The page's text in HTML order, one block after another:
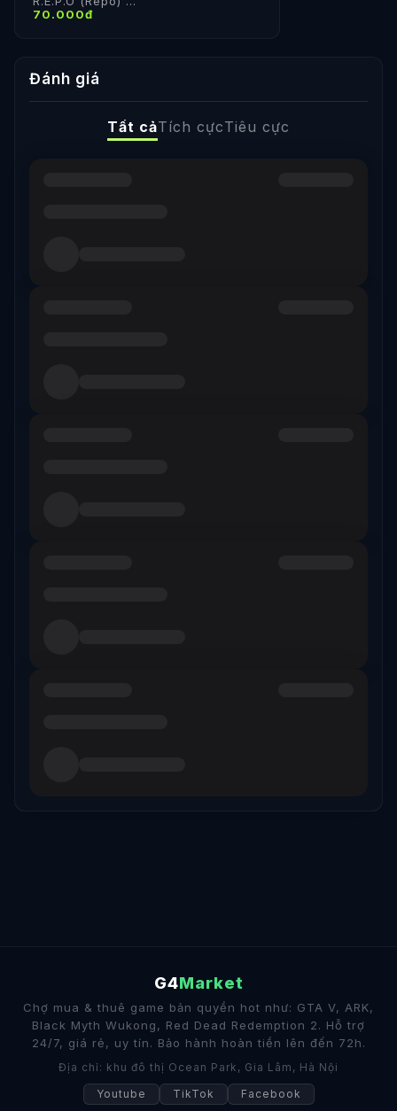
Viễn
Steam Online
70.000đ
Đánh giá
Tất cảTích cựcTiêu cực
G4Market
Chợ mua & thuê game bản quyền hot như: GTA V, ARK,
Black Myth Wukong, Red Dead Redemption 2. Hỗ trợ
24/7, giá rẻ, uy tín. Bảo hành hoàn tiền lên đến 72h.
Địa chỉ: khu đô thị Ocean Park, Gia Lâm, Hà Nội
Youtube
TikTok Facebook